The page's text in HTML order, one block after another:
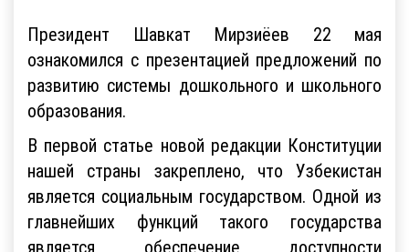
Президент Шавкат Мирзиёев 22 мая
ознакомился с презентацией предложений по
развитию системы дошкольного и школьного
образования.
В первой статье новой редакции Конституции
нашей страны закреплено, что Узбекистан
является социальным государством. Одной из
главнейших функций такого государства
является обеспечение доступности